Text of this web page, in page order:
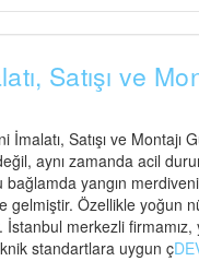
Satışı ve
İmalatı, Satışı ve
aynı zamanda acil
yangın
Özellikle yoğun
merkezli firmamız,
standartlara uygun ç